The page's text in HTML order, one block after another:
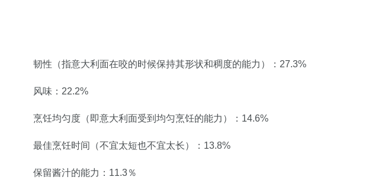
韧性（指意大利面在咬的时候保持其形状和稠度的能力）：27.3%
风味：22.2%
烹饪均匀度（即意大利面受到均匀烹饪的能力）：14.6%
最佳烹饪时间（不宜太短也不宜太长）：13.8%
保留酱汁的能力：11.3％